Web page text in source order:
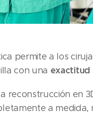
permite a los
con una exactitud
reconstrucción en
a medida,